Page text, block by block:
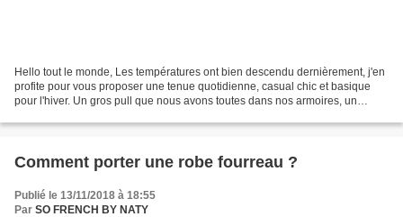
Hello tout le monde, Les températures ont bien descendu dernièrement, j'en
profite pour vous proposer une tenue quotidienne, casual chic et basique
pour l'hiver. Un gros pull que nous avons toutes dans nos armoires, un
Comment porter une robe fourreau ?
Publié le 13/11/2018 à 18:55
Par SO FRENCH BY NATY